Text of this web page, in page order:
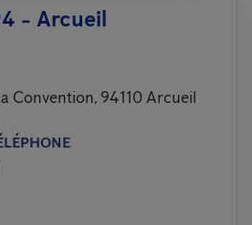
- Arcueil
Convention, 94110 Arcueil